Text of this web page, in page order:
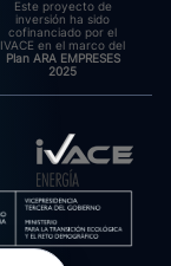
Este proyecto de
inversión ha sido
cofinanciado por el
IVACE en el marco del
Plan ARA EMPRESES
2025